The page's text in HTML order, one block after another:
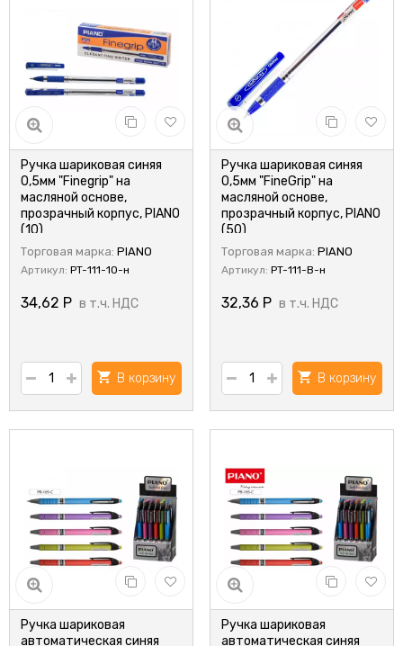
Ручка шариковая синяя
0,5мм "Finegrip" на
масляной основе,
прозрачный корпус, PIANO
(10)
Торговая марка: PIANO
Артикул: PT-111-10-н
34,62 Р в т.ч. НДС
В корзину
Ручка шариковая синяя
0,5мм "FineGrip" на
масляной основе,
прозрачный корпус, PIANO
(50)
Торговая марка: PIANO
Артикул: PT-111-B-н
32,36 Р в т.ч. НДС
В корзину
Ручка шариковая
автоматическая синяя
Ручка шариковая
автоматическая синяя